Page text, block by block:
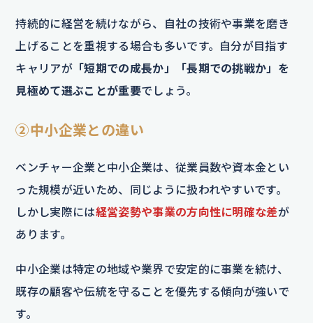
持続的に経営を続けながら、自社の技術や事業を磨き
上げることを重視する場合も多いです。自分が目指す
キャリアが 「短期での成長か」「長期での挑戦か」を
見極めて選ぶことが重要でしょう。
②中小企業との違い
ベンチャー企業と中小企業は、従業員数や資本金とい
った規模が近いため、同じように扱われやすいです。
しかし実際には経営姿勢や事業の方向性に明確な差が
あります。
中小企業は特定の地域や業界で安定的に事業を続け、
既存の顧客や伝統を守ることを優先する傾向が強いで
す。